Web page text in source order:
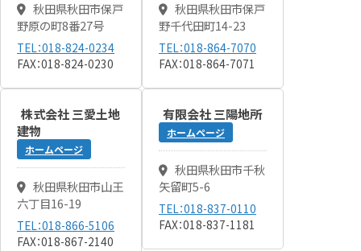
秋田県秋田市保戸
野原の町8番27号
TEL：018-824-0234
FAX：018-824-0230
秋田県秋田市保戸
野千代田町14-23
TEL：018-864-7070
FAX：018-864-7071
株式会社 三愛土地
建物
ホームページ
秋田県秋田市山王
六丁目16-19
TEL：018-866-5106
FAX：018-867-2140
有限会社 三陽地所
ホームページ
秋田県秋田市千秋
矢留町5-6
TEL：018-837-0110
FAX：018-837-1181